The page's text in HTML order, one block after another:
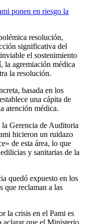
ponen en riesgo la
resolución,
significativa del
el sostenimiento
la agremiación médica
la resolución.
basada en los
una cápita de
atención médica.
la Gerencia de Auditoria
hicieron un ruidazo
de esta área, lo que
y sanitarias de la
quedó expuesto en los
que reclaman a las
la crisis en el Pami es